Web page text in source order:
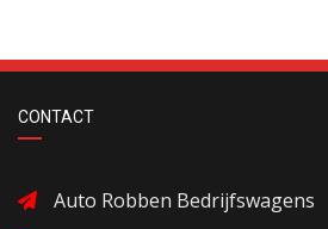
CONTACT
Auto Robben Bedrijfswagens